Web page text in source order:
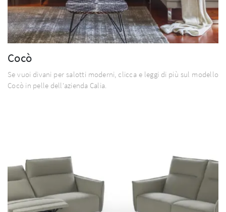
Cocò
Se vuoi divani per salotti moderni, clicca e leggi di più sul modello
Cocò in pelle dell'azienda Calia.